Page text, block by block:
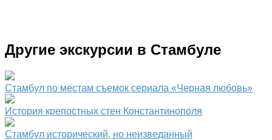
Другие экскурсии в Стамбуле
Стамбул по местам съемок сериала «Черная любовь»
История крепостных стен Константинополя
Стамбул исторический, но неизведанный